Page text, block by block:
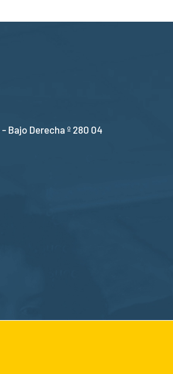
Bajo Derecha º 280 04